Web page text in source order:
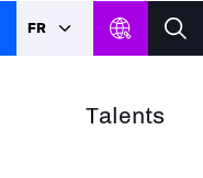
Talents
FR